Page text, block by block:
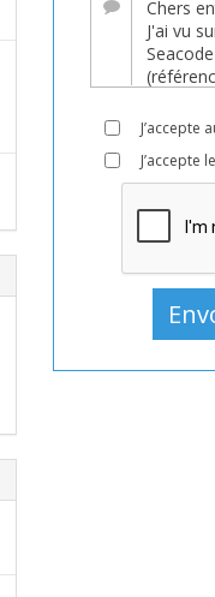
J’accepte
J’accepte le